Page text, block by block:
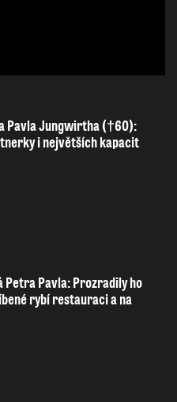
Pavla Jungwirtha (†60):
i největších kapacit
Petra Pavla: Prozradily ho
rybí restauraci a na